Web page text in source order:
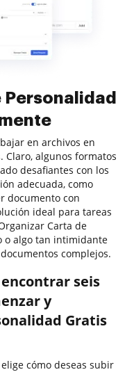
en archivos en
Claro, algunos formatos
desafiantes con los
adecuada, como
documento con
ideal para tareas
Carta de
o algo tan intimidante
complejos.
seis
y
Gratis
cómo deseas subir